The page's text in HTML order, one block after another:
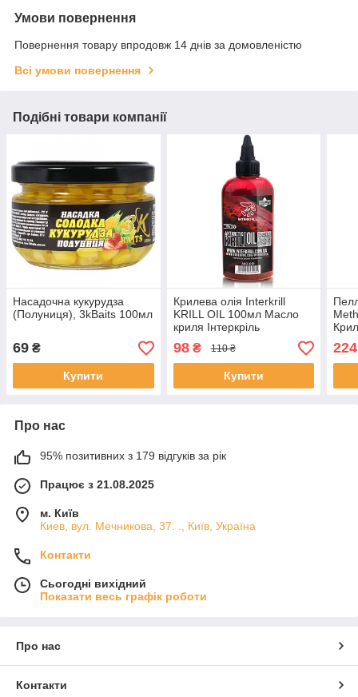
Умови повернення
Повернення товару впродовж 14 днів за домовленістю
Всі умови повернення
Подібні товари компанії
Насадочна кукурудза
(Полуниця), 3kBaits 100мл
69 ₴
Купити
Крилева олія Interkrill
KRILL OIL 100мл Масло
криля Інтеркріль
98₴ 110 ₴
Купити
224
Про нас
95% позитивних з 179 відгуків за рік
Працює з 21.08.2025
м. Київ
Киев, вул. Мечникова, 37. ., Київ, Україна
Контакти
Сьогодні вихідний
Показати весь графік роботи
Про нас
Контакти